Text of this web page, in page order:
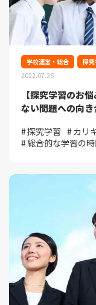
学校運営・総合 探
2022.07.25
【探究学習のお
ない問題への向
探究学習
カリ
総合的な学習の